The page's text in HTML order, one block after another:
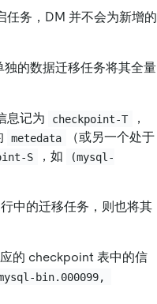
任务，DM 并不会为新增的
的数据迁移任务将其全量
息记为 checkpoint-T
，
metedata （或另一个处于
S ，如
(mysql-
中的迁移任务，则也将其
的 checkpoint 表中的信
bin.000099,